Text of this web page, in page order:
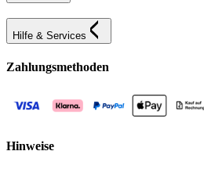
Hilfe & Services
Zahlungsmethoden
Hinweise